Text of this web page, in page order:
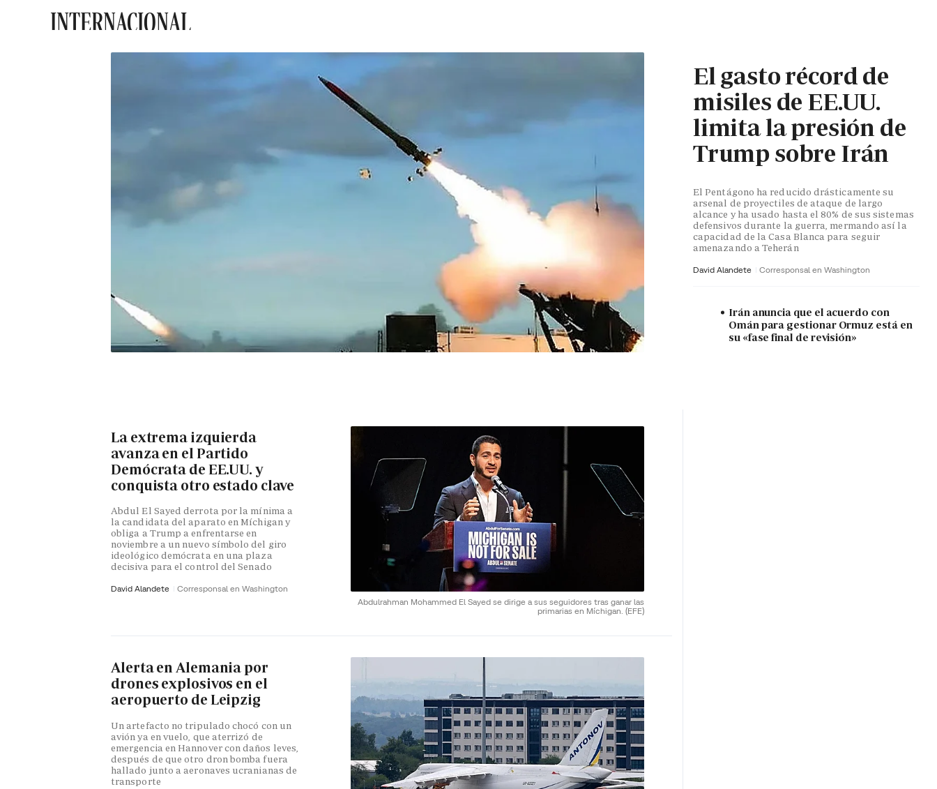
INTERNACIONAL
El gasto récord de
misiles de EE.UU.
limita la presión de
Trump sobre Irán
El Pentágono ha reducido drásticamente su
arsenal de proyectiles de ataque de largo
alcance y ha usado hasta el 80% de sus sistemas
defensivos durante la guerra, mermando así la
capacidad de la Casa Blanca para seguir
amenazando a Teherán
David Alandete Corresponsal en Washington
Irán anuncia que el acuerdo con
Omán para gestionar Ormuz está en
su «fase final de revisión»
Abdulrahman Mohammed El Sayed se dirige a sus seguidores tras ganar las
primarias en Míchigan. (EFE)
La extrema izquierda
avanza en el Partido
Demócrata de EE.UU. y
conquista otro estado clave
Abdul El Sayed derrota por la mínima a
la candidata del aparato en Míchigan y
obliga a Trump a enfrentarse en
noviembre a un nuevo símbolo del giro
ideológico demócrata en una plaza
decisiva para el control del Senado
David Alandete Corresponsal en Washington
Alerta en Alemania por
drones explosivos en el
aeropuerto de Leipzig
Un artefacto no tripulado chocó con un
avión ya en vuelo, que aterrizó de
emergencia en Hannover con daños leves,
después de que otro dron bomba fuera
hallado junto a aeronaves ucranianas de
transporte